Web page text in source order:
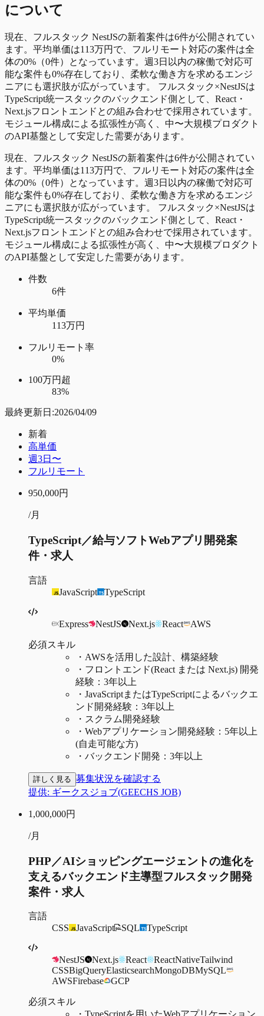
について
現在、フルスタック NestJSの新着案件は6件が公開されてい
ます。平均単価は113万円で、フルリモート対応の案件は全
体の0%（0件）となっています。週3日以内の稼働で対応可
能な案件も0%存在しており、柔軟な働き方を求めるエンジ
ニアにも選択肢が広がっています。 フルスタック×NestJSは
TypeScript統一スタックのバックエンド側として、React・
Next.jsフロントエンドとの組み合わせで採用されています。
モジュール構成による拡張性が高く、中〜大規模プロダクト
のAPI基盤として安定した需要があります。
現在、フルスタック NestJSの新着案件は6件が公開されてい
ます。平均単価は113万円で、フルリモート対応の案件は全
体の0%（0件）となっています。週3日以内の稼働で対応可
能な案件も0%存在しており、柔軟な働き方を求めるエンジ
ニアにも選択肢が広がっています。 フルスタック×NestJSは
TypeScript統一スタックのバックエンド側として、React・
Next.jsフロントエンドとの組み合わせで採用されています。
モジュール構成による拡張性が高く、中〜大規模プロダクト
のAPI基盤として安定した需要があります。
件数
6件
平均単価
113万円
フルリモート率
0%
100万円超
83%
最終更新日:2026/04/09
新着
高単価
週3日〜
フルリモート
950,000円
/月
TypeScript／給与ソフトWebアプリ開発案
件・求人
言語
JavaScript
TypeScript
Express NestJS Next.js React AWS
必須スキル
・ AWSを活用した設計、構築経験
・ フロントエンド(React または Next.js) 開発
経験：3年以上
・ JavaScriptまたはTypeScriptによるバックエ
ンド開発経験：3年以上
・ スクラム開発経験
・ Webアプリケーション開発経験：5年以上
(自走可能な方)
・ バックエンド開発：3年以上
詳しく見る 募集状況を確認する
提供: ギークスジョブ(GEECHS JOB)
1,000,000円
/月
PHP／AIショッピングエージェントの進化を
支えるバックエンド主導型フルスタック開発
案件・求人
言語
CSS
JavaScript SQL TypeScript
NestJS Next.js React ReactNativeTailwind
CSSBigQueryElasticsearchMongoDBMySQL
AWSFirebase GCP
必須スキル